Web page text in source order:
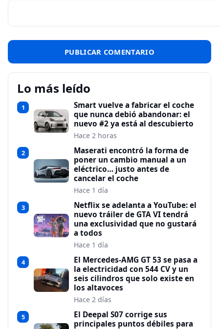
Lo más leído
1
Smart vuelve a fabricar el coche
que nunca debió abandonar: el
nuevo #2 ya está al descubierto
Hace 2 horas
2
Maserati encontró la forma de
poner un cambio manual a un
eléctrico… justo antes de
cancelar el coche
Hace 1 día
3
Netflix se adelanta a YouTube: el
nuevo tráiler de GTA VI tendrá
una exclusividad que no gustará
a todos
Hace 1 día
4
El Mercedes-AMG GT 53 se pasa a
la electricidad con 544 CV y un
seis cilindros que solo existe en
los altavoces
Hace 2 días
5
El Deepal S07 corrige sus
principales puntos débiles para